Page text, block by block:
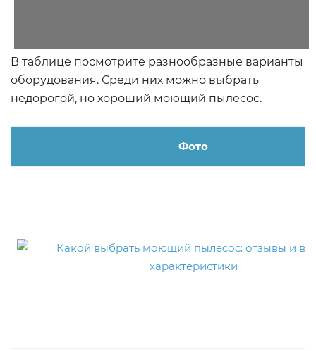
В таблице посмотрите разнообразные варианты
оборудования. Среди них можно выбрать
недорогой, но хороший моющий пылесос.
Фото